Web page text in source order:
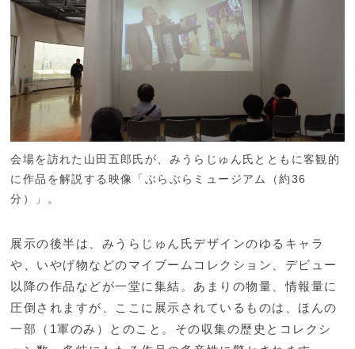
会場を訪れた山田五郎氏が、みうらじゅん氏とともに客観的
に作品を解説する映像「ぶらぶらミュージアム（約36
分）」。
展示の後半は、みうらじゅん氏デザインのゆるキャラ
や、いやげ物などのマイブームコレクション、デビュー
以降の作品などが一堂に集結。あまりの物量、情報量に
圧倒されますが、ここに展示されているものは、ほんの
一部（1軍のみ）とのこと。その収集の歴史とコレクシ